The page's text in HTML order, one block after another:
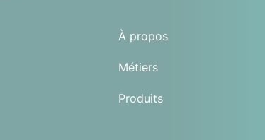
À propos
Métiers
Produits